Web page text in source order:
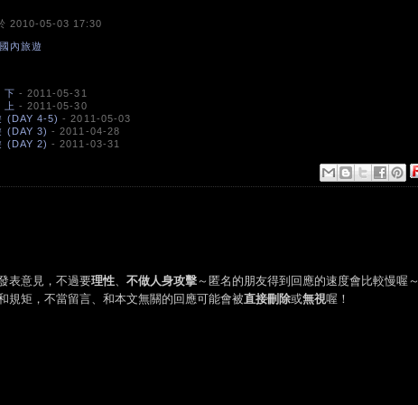
2010-05-03 17:30
國內旅遊
下 - 2011-05-31
上 - 2011-05-30
(DAY 4-5) - 2011-05-03
(DAY 3) - 2011-04-28
(DAY 2) - 2011-03-31
表意見，不過要理性 不做人身攻擊～匿名的朋友得到回應的速度會比較慢喔～
規矩，不當留言、和本文無關的回應可能會被直接刪除或無視喔！